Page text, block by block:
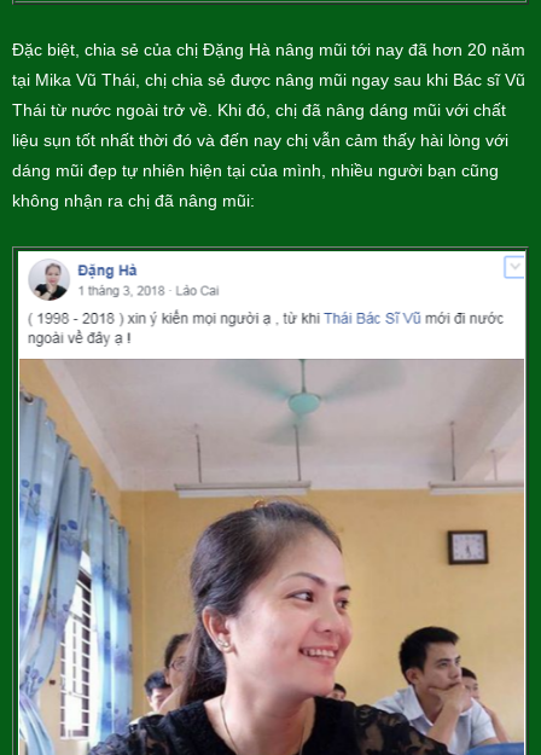
Đặc biệt, chia sẻ của chị Đặng Hà nâng mũi tới nay đã hơn 20 năm
tại Mika Vũ Thái, chị chia sẻ được nâng mũi ngay sau khi Bác sĩ Vũ
Thái từ nước ngoài trở về. Khi đó, chị đã nâng dáng mũi với chất
liệu sụn tốt nhất thời đó và đến nay chị vẫn cảm thấy hài lòng với
dáng mũi đẹp tự nhiên hiện tại của mình, nhiều người bạn cũng
không nhận ra chị đã nâng mũi: